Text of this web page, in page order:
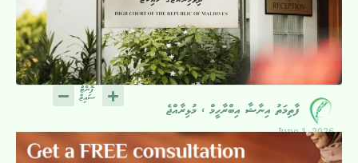
ފާތިމަތު އިނާޝާ އިބްރާހީމް ، މުޅިރާއްޖެ
June 1, 2026